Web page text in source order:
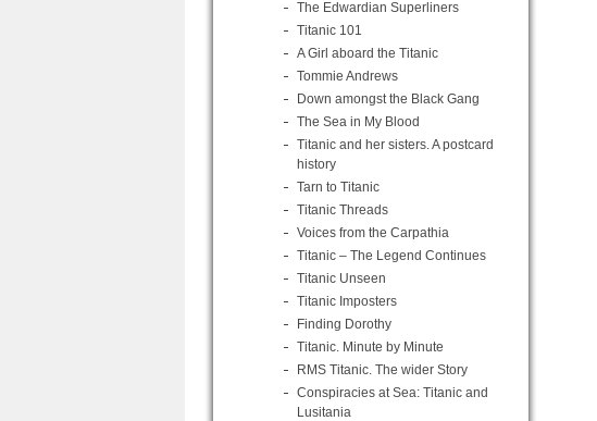
The Edwardian Superliners
Titanic 101
A Girl aboard the Titanic
Tommie Andrews
Down amongst the Black Gang
The Sea in My Blood
Titanic and her sisters. A postcard
history
Tarn to Titanic
Titanic Threads
Voices from the Carpathia
Titanic – The Legend Continues
Titanic Unseen
Titanic Imposters
Finding Dorothy
Titanic. Minute by Minute
RMS Titanic. The wider Story
Conspiracies at Sea: Titanic and
Lusitania